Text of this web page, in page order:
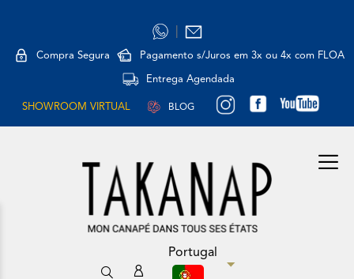
Compra Segura Pagamento s/Juros em 3x ou 4x com FLOA
Entrega Agendada
SHOWROOM VIRTUAL BLOG
Portugal